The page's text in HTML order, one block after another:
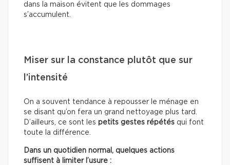
dans la maison évitent que les dommages
s’accumulent.
Miser sur la constance plutôt que sur
l’intensité
On a souvent tendance à repousser le ménage en
se disant qu’on fera un grand nettoyage plus tard.
D’ailleurs, ce sont les petits gestes répétés qui font
toute la différence.
Dans un quotidien normal, quelques actions
suffisent à limiter l’usure :